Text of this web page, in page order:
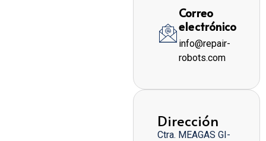
Correo
electrónico
info@repair-
robots.com
Dirección
Ctra. MEAGAS GI-